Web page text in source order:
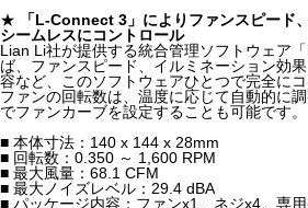
★
「L-Connect 3」によりファンスピード
シームレスにコントロール
Lian Li社が提供する統合管理ソフトウェア
ば、ファンスピード、イルミネーション効
容など、このソフトウェアひとつで完全にコ
ファンの回転数は、温度に応じて自動的に
でファンカーブを設定することも可能です。
■ 本体寸法：140 x 144 x 28mm
■ 回転数：0.350 ～ 1,600 RPM
■ 最大風量：68.1 CFM
■ 最大ノイズレベル：29.4 dBA
■ パッケージ内容：ファンx1、ネジx4、専